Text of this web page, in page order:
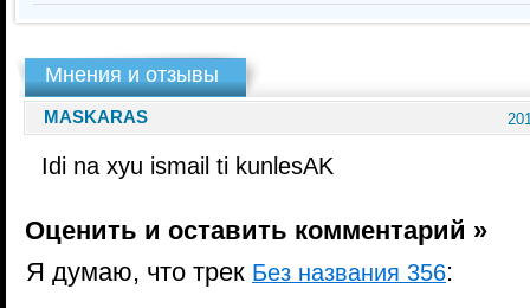
Мнения и отзывы
MASKARAS
Idi na xyu ismail ti kunlesAK
Оценить и оставить комментарий »
Я думаю, что трек Без названия 356: